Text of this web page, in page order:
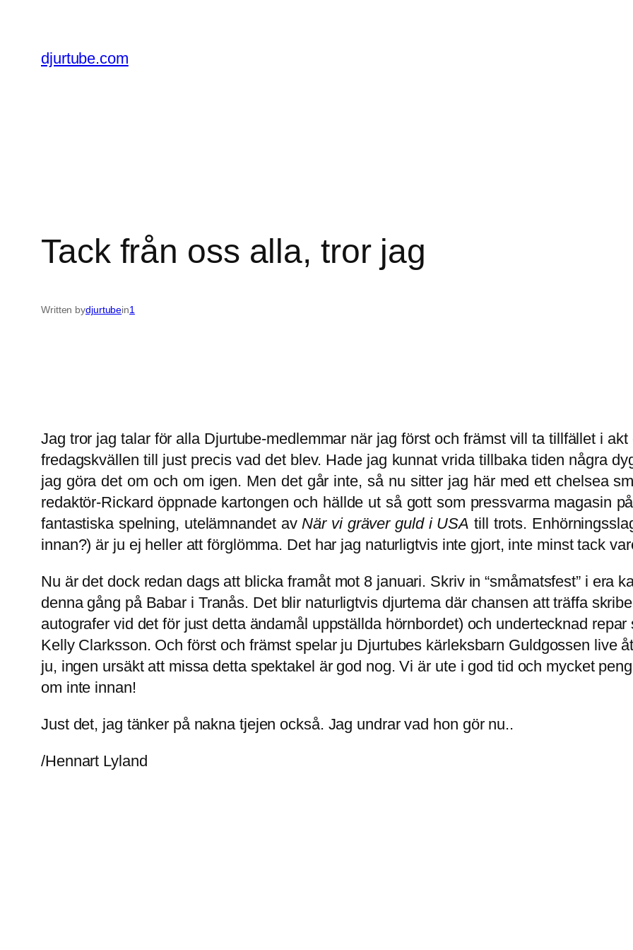
contentdjurtube.com
Tack från oss alla, tror jag
Written bydjurtubein1
Jag tror jag talar för alla Djurtube-medlemmar när jag först och främst vill ta tillfället i
fredagskvällen till just precis vad det blev. Hade jag kunnat vrida tillbaka tiden några
jag göra det om och om igen. Men det går inte, så nu sitter jag här med ett chelsea
redaktör-Rickard öppnade kartongen och hällde ut så gott som pressvarma magasin
fantastiska spelning, utelämnandet avNär vi gräver guld i USA till trots.
innan?) är ju ej heller att förglömma. Det har jag naturligtvis inte gjort, inte minst tack
Nu är det dock redan dags att blicka framåt mot 8 januari. Skriv in “småmatsfest” i era
denna gång på Babar i Tranås. Det blir naturligtvis djurtema där chansen att träffa
autografer vid det för just detta ändamål uppställda hörnbordet) och undertecknad
Kelly Clarksson. Och först och främst spelar ju Djurtubes kärleksbarn Guldgossen live
ju, ingen ursäkt att missa detta spektakel är god nog. Vi är ute i god tid och mycket
om inte innan!
Just det, jag tänker på nakna tjejen också. Jag undrar vad hon gör nu..
/Hennart Lyland